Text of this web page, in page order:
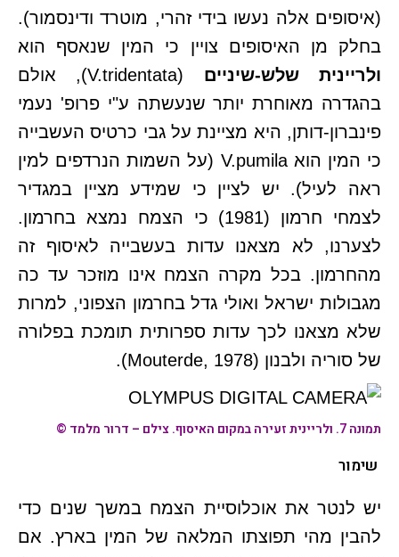
(איסופים אלה נעשו בידי זהרי, מוטרד ודינסמור).
בחלק מן האיסופים צויין כי המין שנאסף הוא
ולריינית שלש-שיניים
(V.tridentata), אולם
בהגדרה מאוחרת יותר שנעשתה ע"י פרופ' נעמי
פינברון-דותן, היא מציינת על גבי כרטיס העשבייה
כי המין הוא V.pumila (על השמות הנרדפים למין
ראה לעיל). יש לציין כי שמידע מציין במגדיר
לצמחי חרמון (1981) כי הצמח נמצא בחרמון.
לצערנו, לא מצאנו עדות בעשבייה לאיסוף זה
מהחרמון. בכל מקרה הצמח אינו מוזכר עד כה
מגבולות ישראל ואולי גדל בחרמון הצפוני, למרות
שלא מצאנו לכך עדות ספרותית תומכת בפלורה
של סוריה ולבנון (Mouterde, 1978).
תמונה 7. ולריינית זעירהבמקום האיסוף. צילם – דרור מלמד ©
שימור
יש לנטר את אוכלוסיית הצמח במשך שנים כדי
להבין מהי תפוצתו המלאה של המין בארץ. אם